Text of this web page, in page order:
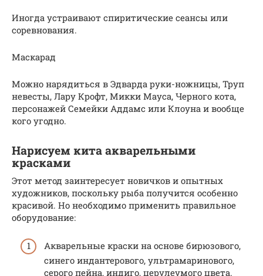
Иногда устраивают спиритические сеансы или
соревнования.
Маскарад
Можно нарядиться в Эдварда руки-ножницы, Труп
невесты, Лару Крофт, Микки Мауса, Черного кота,
персонажей Семейки Аддамс или Клоуна и вообще
кого угодно.
Нарисуем кита акварельными
красками
Этот метод заинтересует новичков и опытных
художников, поскольку рыба получится особенно
красивой. Но необходимо применить правильное
оборудование:
Акварельные краски на основе бирюзового,
синего индантерового, ультрамаринового,
серого пейна, индиго, церулеумого цвета.